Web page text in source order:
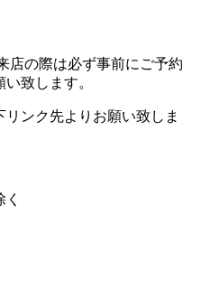
店の際は必ず事前にご予約
致します。
リンク先より お願い致しま